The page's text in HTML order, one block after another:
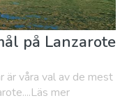
på Lanzarote
är våra val av de mest
mer